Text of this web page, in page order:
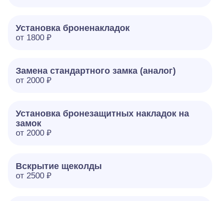
Установка броненакладок
от 1800 ₽
Замена стандартного замка (аналог)
от 2000 ₽
Установка бронезащитных накладок на
замок
от 2000 ₽
Вскрытие щеколды
от 2500 ₽